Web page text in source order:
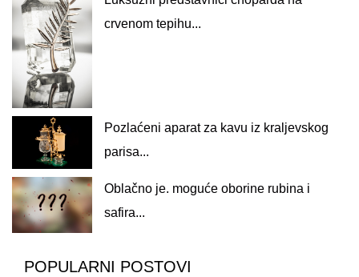
crvenom tepihu...
Pozlaćeni aparat za kavu iz kraljevskog
parisa...
Oblačno je. moguće oborine rubina i
safira...
POPULARNI POSTOVI